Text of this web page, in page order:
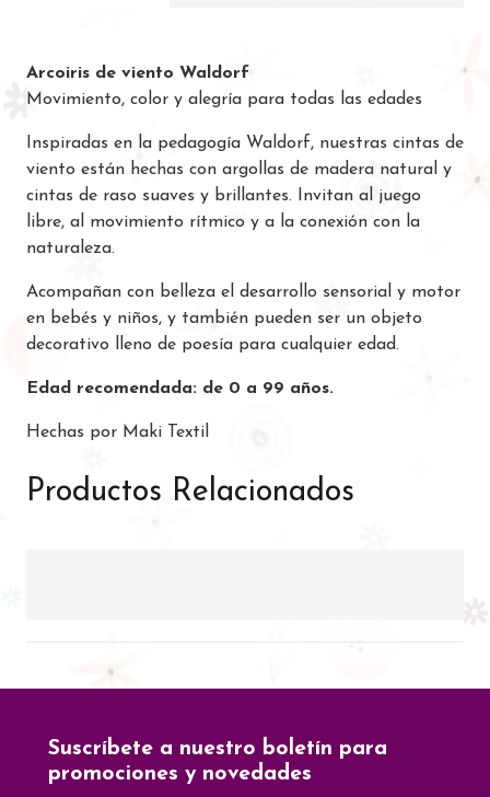
Arcoiris de viento Waldorf
Movimiento, color y alegría para todas las edades
Inspiradas en la pedagogía Waldorf, nuestras cintas de
viento están hechas con argollas de madera natural y
cintas de raso suaves y brillantes. Invitan al juego
libre, al movimiento rítmico y a la conexión con la
naturaleza.
Acompañan con belleza el desarrollo sensorial y motor
en bebés y niños, y también pueden ser un objeto
decorativo lleno de poesía para cualquier edad.
Edad recomendada: de 0 a 99 años.
Hechas por Maki Textil
Productos Relacionados
Suscríbete a nuestro boletín para
promociones y novedades